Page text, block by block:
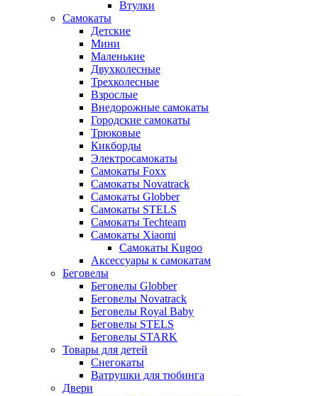
Втулки
Самокаты
Детские
Мини
Маленькие
Двухколесные
Трехколесные
Взрослые
Внедорожные самокаты
Городские самокаты
Трюковые
Кикборды
Электросамокаты
Самокаты Foxx
Самокаты Novatrack
Самокаты Globber
Самокаты STELS
Самокаты Techteam
Самокаты Xiaomi
Самокаты Kugoo
Аксессуары к самокатам
Беговелы
Беговелы Globber
Беговелы Novatrack
Беговелы Royal Baby
Беговелы STELS
Беговелы STARK
Товары для детей
Снегокаты
Ватрушки для тюбинга
Двери